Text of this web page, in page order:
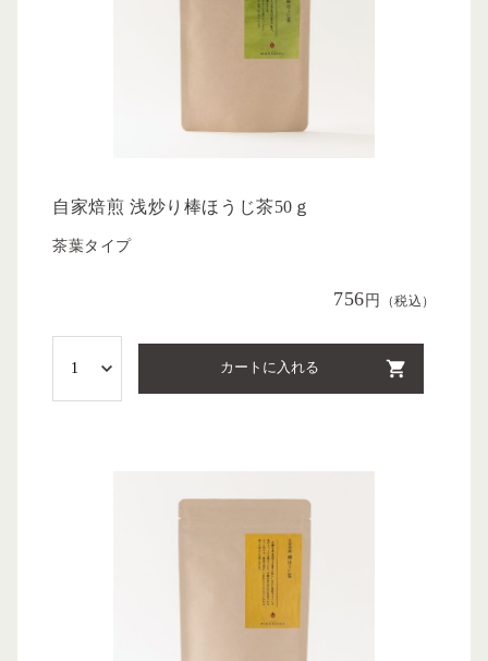
自家焙煎 浅炒り棒ほうじ茶50ｇ
茶葉タイプ
756 円 （税込）
カートに入れる